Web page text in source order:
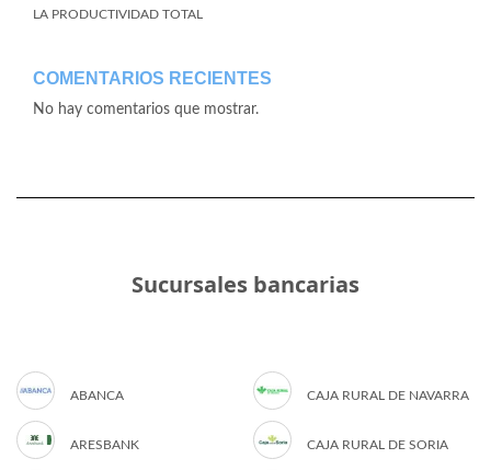
LA PRODUCTIVIDAD TOTAL
COMENTARIOS RECIENTES
No hay comentarios que mostrar.
Sucursales bancarias
ABANCA
ARESBANK
CAJA RURAL DE NAVARRA
CAJA RURAL DE SORIA